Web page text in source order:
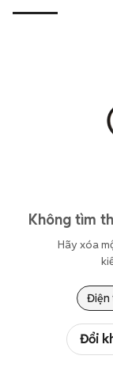
Không tìm
Hãy xóa
Điện
Đổi